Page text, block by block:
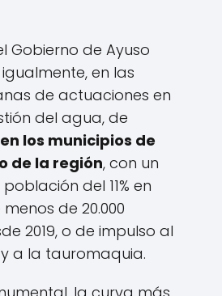
Gobierno de Ayuso
en las
de actuaciones en
del agua, de
los municipios de
de la región, con un
del 11% en
de 20.000
2019, o de impulso al
a la tauromaquia.